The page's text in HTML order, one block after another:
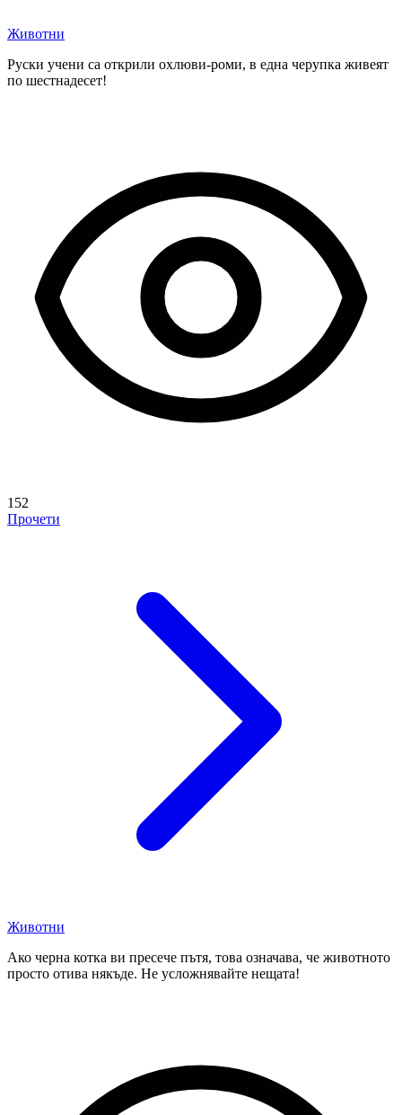
Животни
Руски учени са открили охлюви-роми, в една черупка живеят
по шестнадесет!
152
Прочети
Животни
Ако черна котка ви пресече пътя, това означава, че животното
просто отива някъде. Не усложнявайте нещата!